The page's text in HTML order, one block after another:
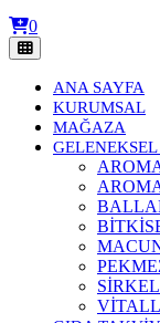
0
ANA SAYFA
KURUMSAL
MAĞAZA